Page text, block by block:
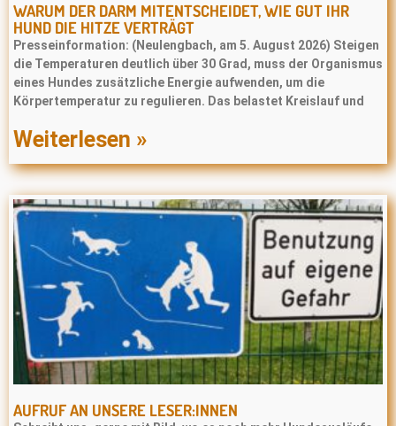
WARUM DER DARM MITENTSCHEIDET, WIE GUT IHR
HUND DIE HITZE VERTRÄGT
Presseinformation: (Neulengbach, am 5. August 2026) Steigen
die Temperaturen deutlich über 30 Grad, muss der Organismus
eines Hundes zusätzliche Energie aufwenden, um die
Körpertemperatur zu regulieren. Das belastet Kreislauf und
Weiterlesen »
AUFRUF AN UNSERE LESER:INNEN